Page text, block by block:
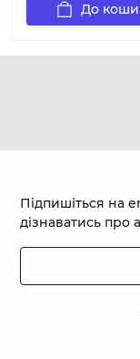
До
Підпишіться на
дізнаватись про